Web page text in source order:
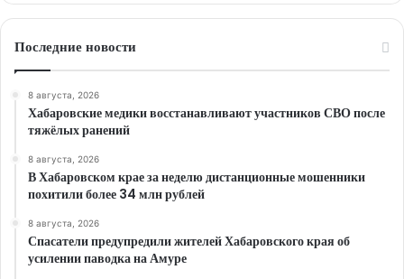
Последние новости
8 августа, 2026
Хабаровские медики восстанавливают участников СВО после
тяжёлых ранений
8 августа, 2026
В Хабаровском крае за неделю дистанционные мошенники
похитили более 34 млн рублей
8 августа, 2026
Спасатели предупредили жителей Хабаровского края об
усилении паводка на Амуре